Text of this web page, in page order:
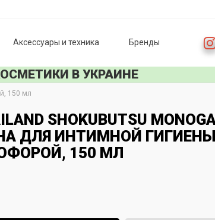
Аксессуары и техника Бренды
В УКРАИНЕ
150 мл
SHOKUBUTSU
ДЛЯ ИНТИМНОЙ
150 МЛ